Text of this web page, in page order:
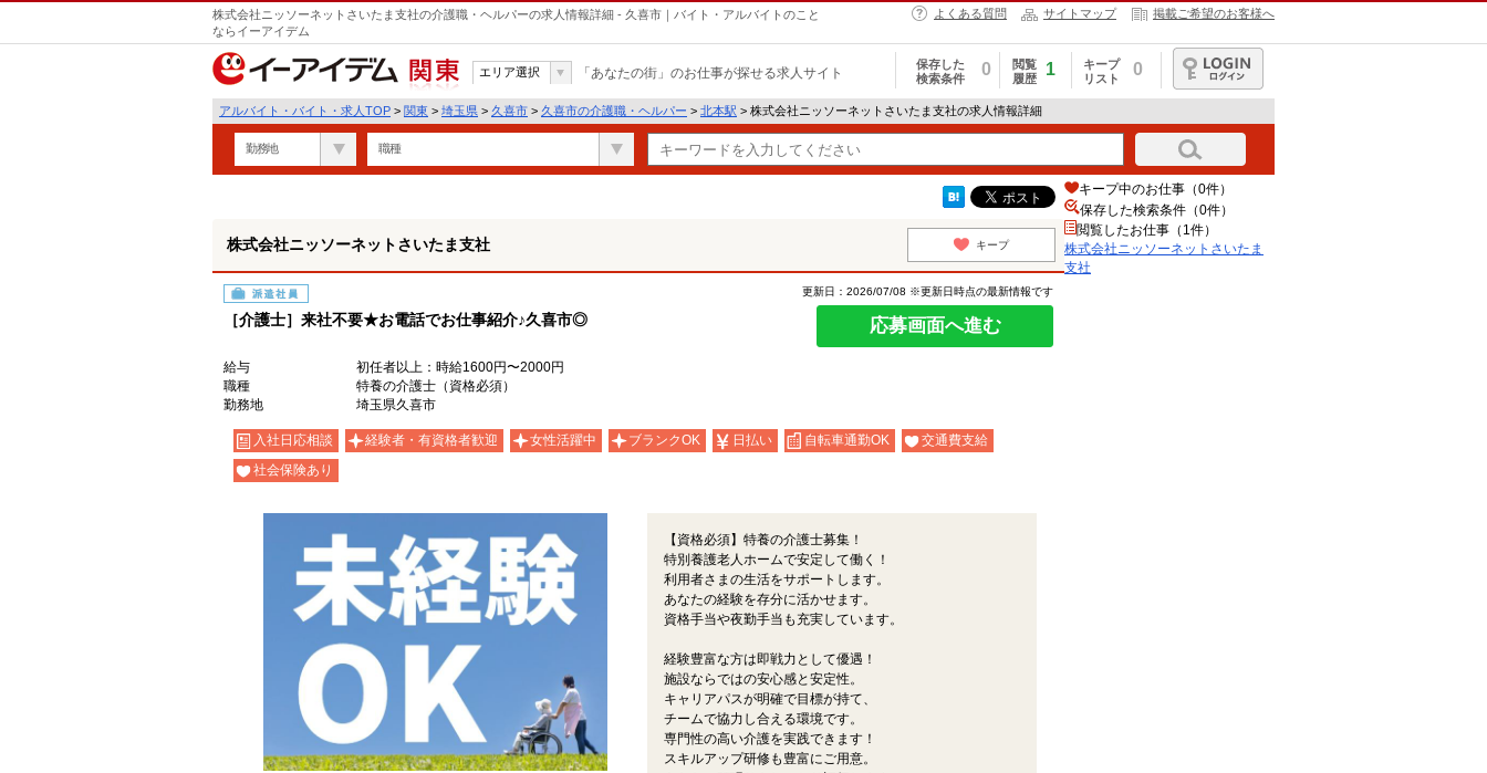
株式会社ニッソーネットさいたま支社の介護職・ヘルパーの求人情報詳細 - 久喜市｜バイト・アルバイトのこと
ならイーアイデム
よくある質問 サイトマップ 掲載ご希望のお客様へ
関東
エリア選択 「あなたの街」のお仕事が探せる求人サイト
保存した
検索条件
0
閲覧
履歴
1
キープ
リスト
0
ログイン
アルバイト・バイト・求人TOP > 関東 > 埼玉県 > 久喜市 > 久喜市の介護職・ヘルパー > 北本駅 > 株式会社ニッソーネットさいたま支社の求人情報詳細
勤務地 職種
株式会社ニッソーネットさいたま支社 キープ
派遣社員
［介護士］来社不要★お電話でお仕事紹介♪久喜市◎
更新日：2026/07/08 ※更新日時点の最新情報です
応募画面へ進む
給与
初任者以上：時給1600円〜2000円
職種
特養の介護士（資格必須）
勤務地
埼玉県久喜市
入社日応相談 経験者・有資格者歓迎 女性活躍中 ブランクOK 日払い 自転車通勤OK
交通費支給
社会保険あり
【資格必須】特養の介護士募集！
特別養護老人ホームで安定して働く！
利用者さまの生活をサポートします。
あなたの経験を存分に活かせます。
資格手当や夜勤手当も充実しています。
経験豊富な方は即戦力として優遇！
施設ならではの安心感と安定性。
キャリアパスが明確で目標が持て、
チームで協力し合える環境です。
専門性の高い介護を実践できます！
スキルアップ研修も豊富にご用意。
キープ中のお仕事（0件）
保存した検索条件（0件）
閲覧したお仕事（1件）
株式会社ニッソーネットさいたま
支社